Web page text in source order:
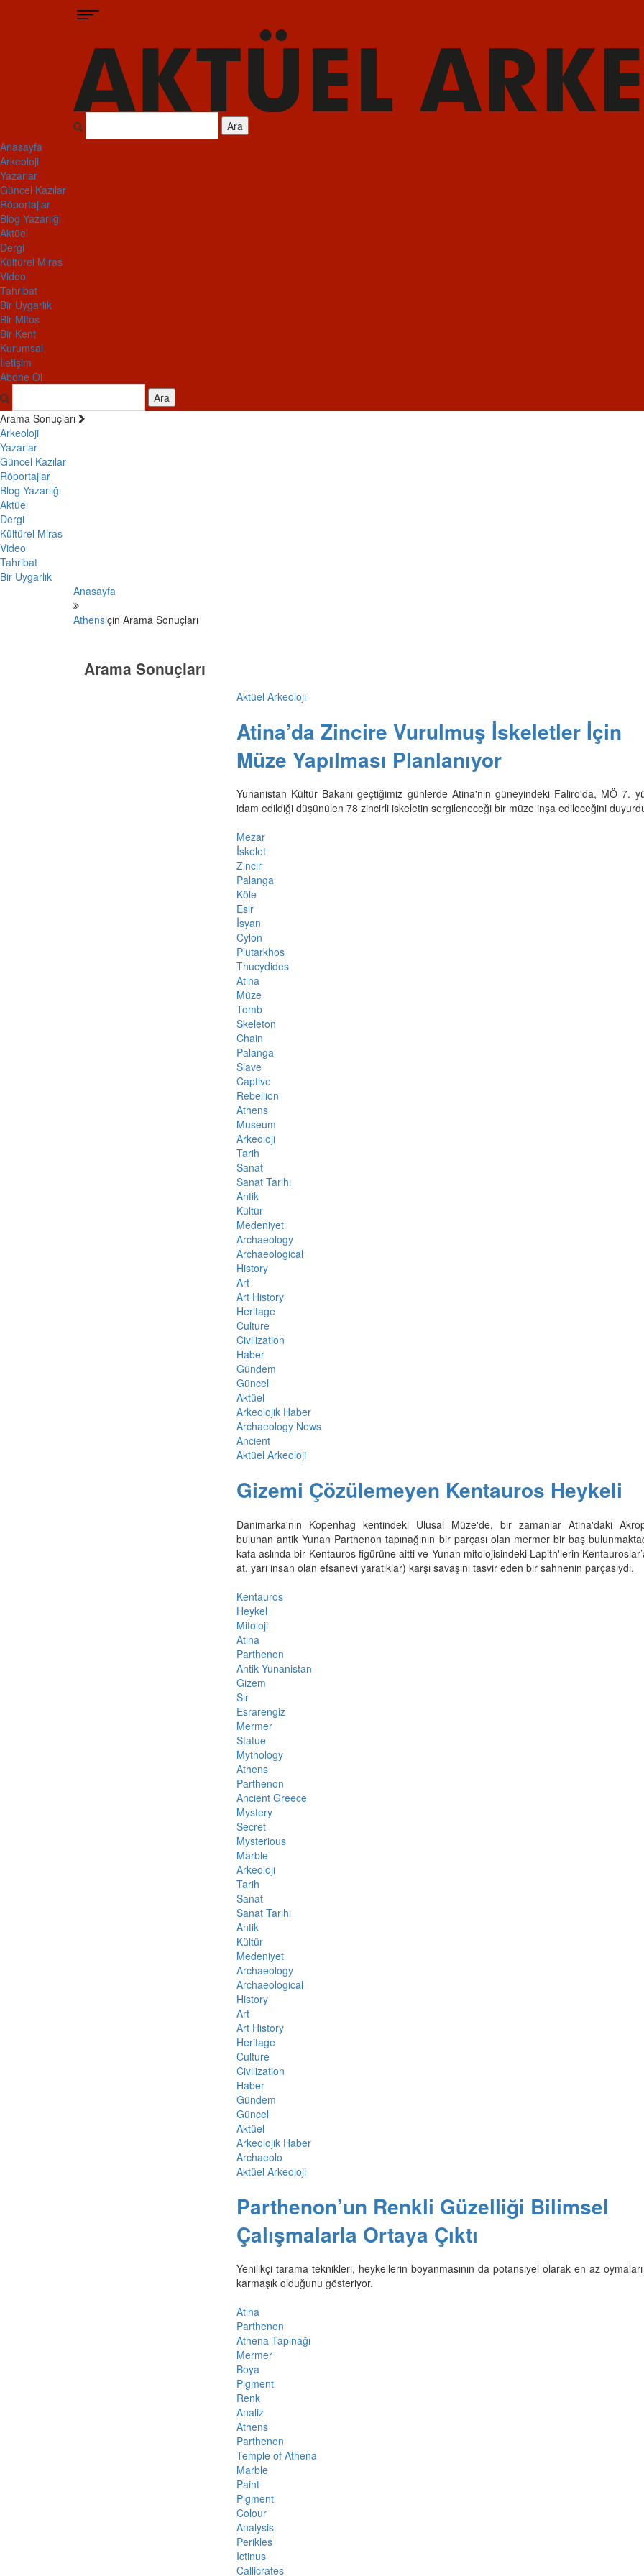
Ara
Anasayfa
Arkeoloji
Yazarlar
Güncel Kazılar
Röportajlar
Blog Yazarlığı
Aktüel
Dergi
Kültürel Miras
Video
Tahribat
Bir Uygarlık
Bir Mitos
Bir Kent
Kurumsal
İletişim
Abone Ol
Ara
Arama Sonuçları
Arkeoloji
Yazarlar
Güncel Kazılar
Röportajlar
Blog Yazarlığı
Aktüel
Dergi
Kültürel Miras
Video
Tahribat
Bir Uygarlık
Anasayfa
Athensiçin Arama Sonuçları
Arama Sonuçları
Aktüel Arkeoloji
Atina’da Zincire Vurulmuş İskeletler İçin
Müze Yapılması Planlanıyor
Yunanistan Kültür Bakanı geçtiğimiz günlerde Atina'nın güneyindeki Faliro'da, MÖ 7.
idam edildiği düşünülen 78 zincirli iskeletin sergileneceği bir müze inşa edileceğini
Mezar
İskelet
Zincir
Palanga
Köle
Esir
İsyan
Cylon
Plutarkhos
Thucydides
Atina
Müze
Tomb
Skeleton
Chain
Palanga
Slave
Captive
Rebellion
Athens
Museum
Arkeoloji
Tarih
Sanat
Sanat Tarihi
Antik
Kültür
Medeniyet
Archaeology
Archaeological
History
Art
Art History
Heritage
Culture
Civilization
Haber
Gündem
Güncel
Aktüel
Arkeolojik Haber
Archaeology News
Ancient
Aktüel Arkeoloji
Gizemi Çözülemeyen Kentauros Heykeli
Danimarka'nın Kopenhag kentindeki Ulusal Müze'de, bir zamanlar Atina'daki
bulunan antik Yunan Parthenon tapınağının bir parçası olan mermer bir baş
kafa aslında bir Kentauros figürüne aitti ve Yunan mitolojisindeki Lapith'lerin
at, yarı insan olan efsanevi yaratıklar) karşı savaşını tasvir eden bir sahnenin parçasıydı.
Kentauros
Heykel
Mitoloji
Atina
Parthenon
Antik Yunanistan
Gizem
Sır
Esrarengiz
Mermer
Statue
Mythology
Athens
Parthenon
Ancient Greece
Mystery
Secret
Mysterious
Marble
Arkeoloji
Tarih
Sanat
Sanat Tarihi
Antik
Kültür
Medeniyet
Archaeology
Archaeological
History
Art
Art History
Heritage
Culture
Civilization
Haber
Gündem
Güncel
Aktüel
Arkeolojik Haber
Archaeolo
Aktüel Arkeoloji
Parthenon’un Renkli Güzelliği Bilimsel
Çalışmalarla Ortaya Çıktı
Yenilikçi tarama teknikleri, heykellerin boyanmasının da potansiyel olarak en az
karmaşık olduğunu gösteriyor.
Atina
Parthenon
Athena Tapınağı
Mermer
Boya
Pigment
Renk
Analiz
Athens
Parthenon
Temple of Athena
Marble
Paint
Pigment
Colour
Analysis
Perikles
Ictinus
Callicrates